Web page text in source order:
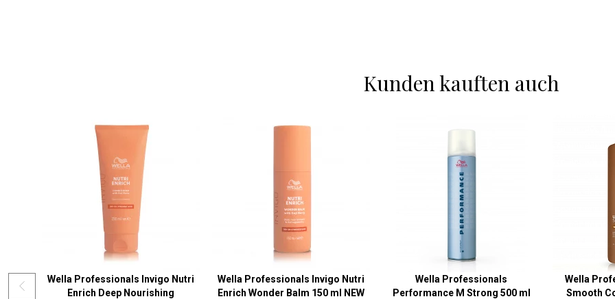
Kunden kauften auch
Wella Professionals Invigo Nutri
Enrich Deep Nourishing
Wella Professionals Invigo Nutri
Enrich Wonder Balm 150 ml NEW
Wella Professionals
Performance M Strong 500 ml
Wella
Smooth